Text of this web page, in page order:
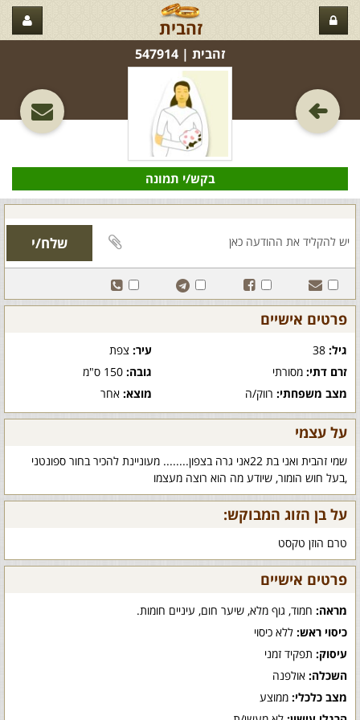
זהבית
זהבית‏ | 547914
בקש/י תמונה
פרטים אישיים
גיל: עיר:צפת
זרם דתי: מסורתי גובה:150 ס"מ
מצב משפחתי: רווק/ה מוצא:אחר
על עצמי
שמי זהבית ואני בת 22אני גרה בצפון........ מעוניינת להכיר בחור ספונטני
,בעל חוש הומור, שיודע מה הוא רוצה מעצמו
על בן הזוג המבוקש:
טרם הוזן טקסט
פרטים אישיים
מראה: חמוד, גוף מלא, שיער חום, עיניים חומות.
כיסוי ראש: ללא כיסוי
עיסוק: תפקיד זמני
השכלה: אולפנה
מצב כלכלי: ממוצע